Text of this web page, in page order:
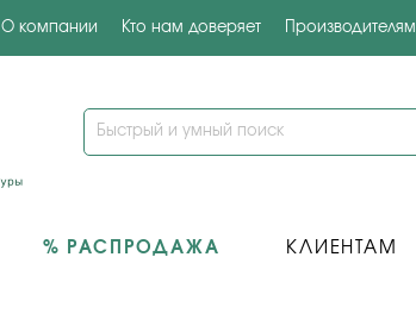
О компании Кто нам доверяет Производителям
% РАСПРОДАЖА КЛИЕНТАМ